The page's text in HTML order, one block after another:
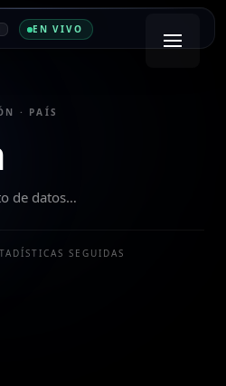
EN VIVO
· PAÍS
de datos…
SEGUIDAS